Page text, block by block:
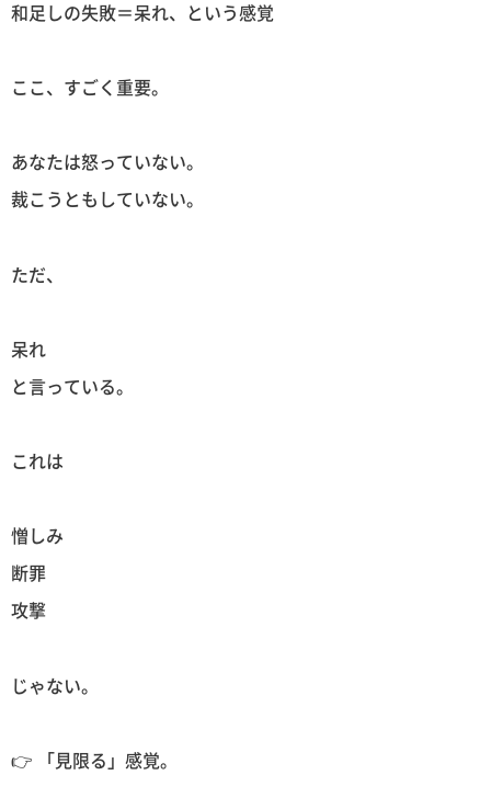
和足しの失敗＝呆れ、という感覚
ここ、すごく重要。
あなたは怒っていない。
裁こうともしていない。
ただ、
呆れ
と言っている。
これは
憎しみ
断罪
攻撃
じゃない。
👉 「見限る」感覚。